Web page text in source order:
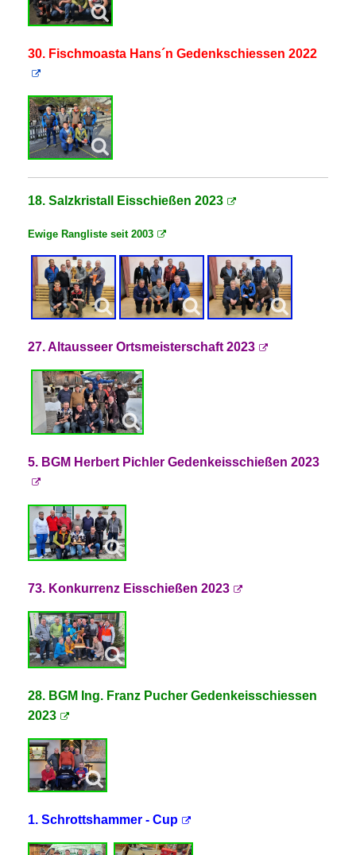
30. Fischmoasta Hans´n Gedenkschiessen 2022
18. Salzkristall Eisschießen 2023
Ewige Rangliste seit 2003
27. Altausseer Ortsmeisterschaft 2023
5. BGM Herbert Pichler Gedenkeisschießen 2023
73. Konkurrenz Eisschießen 2023
28. BGM Ing. Franz Pucher Gedenkeisschiessen
2023
1. Schrottshammer - Cup